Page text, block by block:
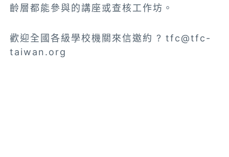
齡層都能參與的講座或查核工作坊。
歡迎全國各級學校機關來信邀約 ?tfc@tfc-
taiwan.org